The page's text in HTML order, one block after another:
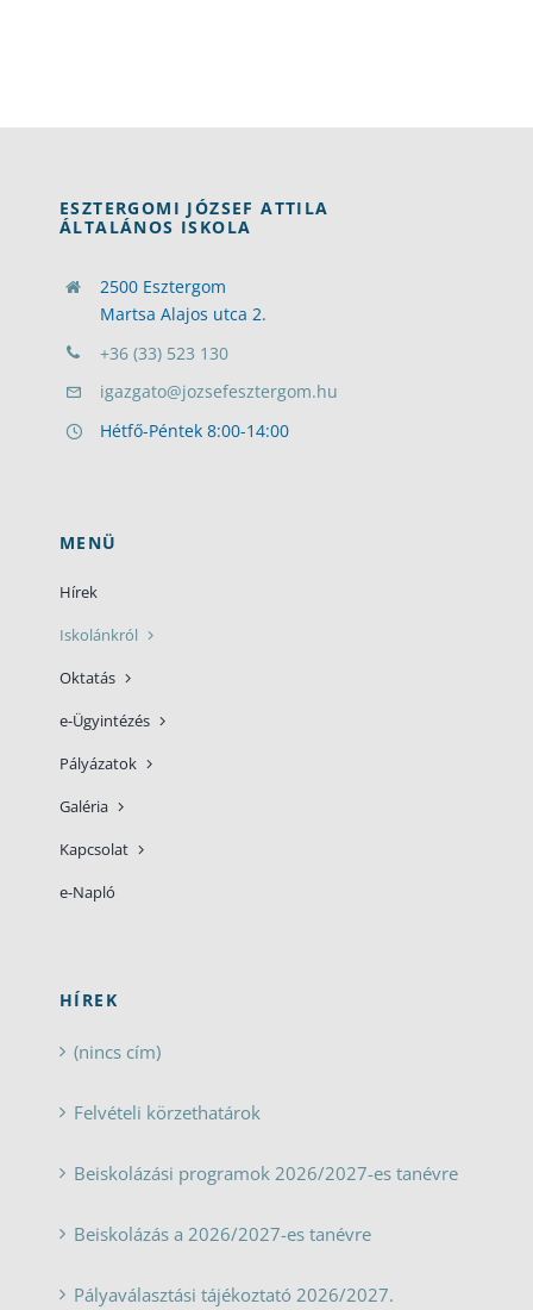
ESZTERGOMI JÓZSEF ATTILA
ÁLTALÁNOS ISKOLA
2500 Esztergom
Martsa Alajos utca 2.
+36 (33) 523 130
igazgato@jozsefesztergom.hu
Hétfő-Péntek 8:00-14:00
MENÜ
Hírek
Iskolánkról
Oktatás
e-Ügyintézés
Pályázatok
Galéria
Kapcsolat
e-Napló
HÍREK
(nincs cím)
Felvételi körzethatárok
Beiskolázási programok 2026/2027-es tanévre
Beiskolázás a 2026/2027-es tanévre
Pályaválasztási tájékoztató 2026/2027.